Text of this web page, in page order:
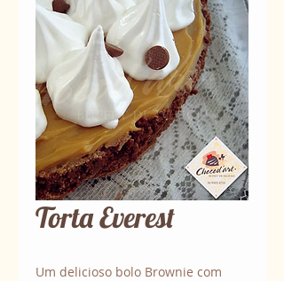
Torta Everest
Um delicioso bolo Brownie com